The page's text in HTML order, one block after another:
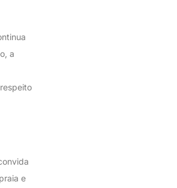
a
e